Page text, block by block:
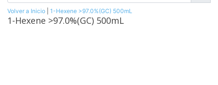
Volver a Inicio 1-Hexene >97.0%(GC) 500mL
1-Hexene >97.0%(GC) 500mL